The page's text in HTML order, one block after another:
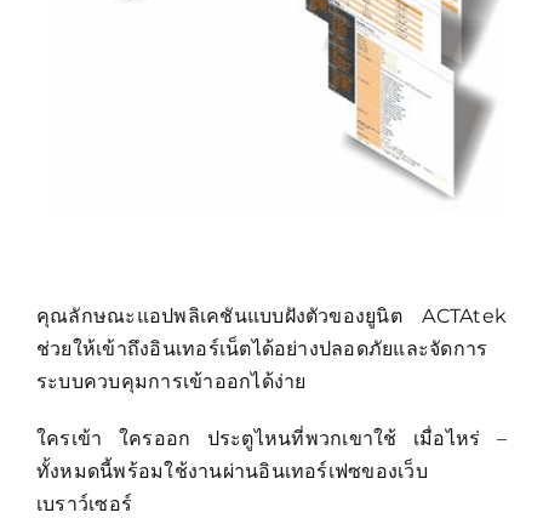
คุณลักษณะแอปพลิเคชันแบบฝังตัวของยูนิต ACTAtek
ช่วยให้เข้าถึงอินเทอร์เน็ตได้อย่างปลอดภัยและจัดการ
ระบบควบคุมการเข้าออกได้ง่าย
ใครเข้า ใครออก ประตูไหนที่พวกเขาใช้ เมื่อไหร่ –
ทั้งหมดนี้พร้อมใช้งานผ่านอินเทอร์เฟซของเว็บ
เบราว์เซอร์